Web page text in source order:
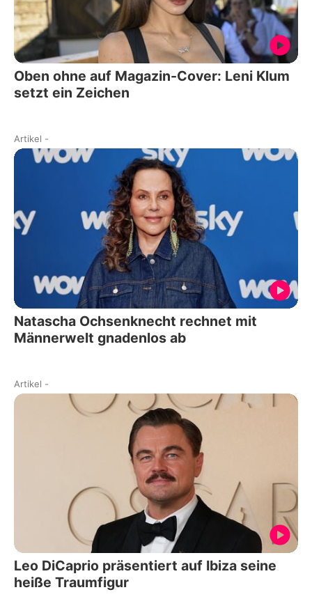
Oben ohne auf Magazin-Cover: Leni Klum
setzt ein Zeichen
Artikel -
Natascha Ochsenknecht rechnet mit
Männerwelt gnadenlos ab
Artikel -
Leo DiCaprio präsentiert auf Ibiza seine
heiße Traumfigur